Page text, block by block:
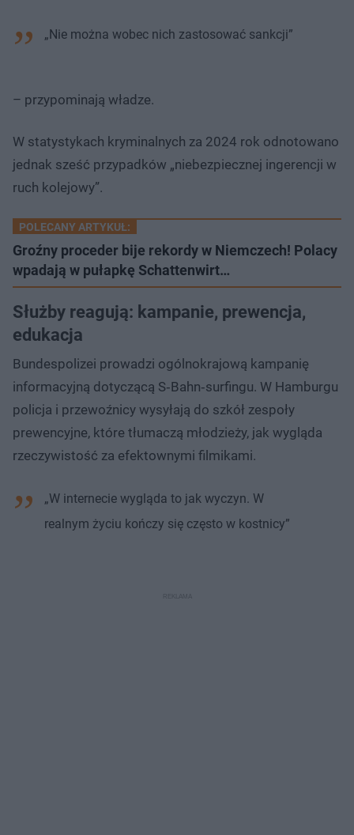
„Nie można wobec nich zastosować sankcji”
– przypominają władze.
W statystykach kryminalnych za 2024 rok odnotowano
jednak sześć przypadków „niebezpiecznej ingerencji w
ruch kolejowy”.
POLECANY ARTYKUŁ:
Groźny proceder bije rekordy w Niemczech! Polacy
wpadają w pułapkę Schattenwirt…
Służby reagują: kampanie, prewencja,
edukacja
Bundespolizei prowadzi ogólnokrajową kampanię
informacyjną dotyczącą S‑Bahn‑surfingu. W Hamburgu
policja i przewoźnicy wysyłają do szkół zespoły
prewencyjne, które tłumaczą młodzieży, jak wygląda
rzeczywistość za efektownymi filmikami.
„W internecie wygląda to jak wyczyn. W
realnym życiu kończy się często w kostnicy”